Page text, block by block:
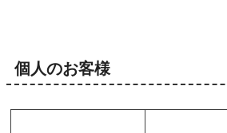
個人のお客様